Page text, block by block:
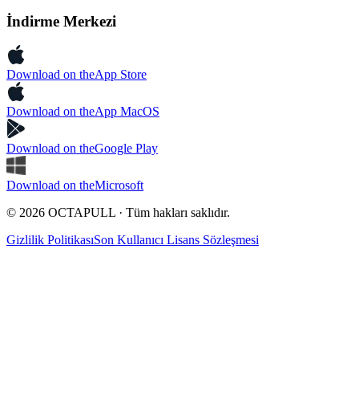
İndirme Merkezi
Download on theApp Store
Download on theApp MacOS
Download on theGoogle Play
Download on theMicrosoft
© 2026 OCTAPULL · Tüm hakları saklıdır.
Gizlilik PolitikasıSon Kullanıcı Lisans Sözleşmesi